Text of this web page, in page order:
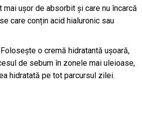
mai ușor de absorbit și care nu încarcă
care conțin acid hialuronic sau
o cremă hidratantă ușoară,
de sebum în zonele mai uleioase,
hidratată pe tot parcursul zilei.